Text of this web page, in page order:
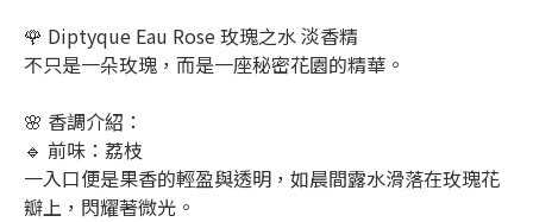
🌹 Diptyque Eau Rose 玫瑰之水 淡香精
不只是一朵玫瑰，而是一座秘密花園的精華。
🌸 香調介紹：
🔹 前味：荔枝
一入口便是果香的輕盈與透明，如晨間露水滑落在玫瑰花
瓣上，閃耀著微光。